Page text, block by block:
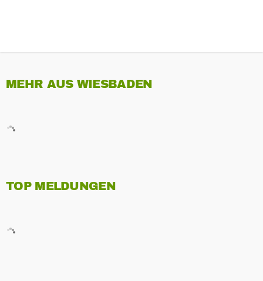
MEHR AUS WIESBADEN
TOP MELDUNGEN